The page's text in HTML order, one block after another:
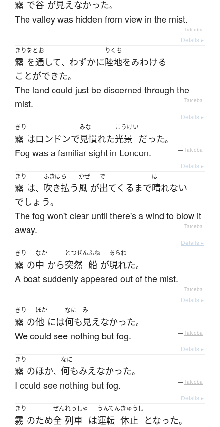
霧 で谷 が見えなかった。
The valley was hidden from view in the mist.
— Tatoeba
Details ▸
きり
霧
をとお
を通して、 わずかに
りくち
陸地をみわける
ことができた。
The land could just be discerned through the
mist.
— Tatoeba
Details ▸
きり
霧 はロンドンで
みな
見慣れた
こうけい
光景 だった。
Fog was a familiar sight in London. — Tatoeba
Details ▸
きり
霧 は、
ふきはら
吹き払う
かぜ
風 が
で
出てくる まで
は
晴れない
でしょう。
The fog won't clear until there's a wind to blow it
away.
— Tatoeba
Details ▸
きり
霧 の
なか
中 から
とつぜん
突然
ふね
船 が
あらわ
現れた。
A boat suddenly appeared out of the mist.
— Tatoeba
Details ▸
きり
霧 の
ほか
他 には
なに
何も
み
見えなかった。
We could see nothing but fog. — Tatoeba
Details ▸
きり
霧 のほか、
なに
何もみえなかった。
I could see nothing but fog. — Tatoeba
Details ▸
きり
霧 のため
ぜん
全
れっしゃ
列車 は
うんてん
運転
きゅうし
休止 となった。